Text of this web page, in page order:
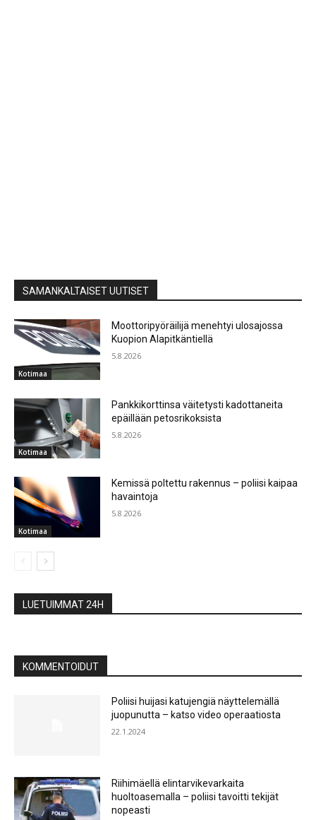
SAMANKALTAISET UUTISET
Kotimaa
Moottoripyöräilijä menehtyi ulosajossa
Kuopion Alapitkäntiellä
5.8.2026
Kotimaa
Pankkikorttinsa väitetysti kadottaneita
epäillään petosrikoksista
5.8.2026
Kotimaa
Kemissä poltettu rakennus – poliisi kaipaa
havaintoja
5.8.2026
LUETUIMMAT 24H
KOMMENTOIDUT
Poliisi huijasi katujengiä näyttelemällä
juopunutta – katso video operaatiosta
22.1.2024
Riihimäellä elintarvikevarkaita
huoltoasemalla – poliisi tavoitti tekijät
nopeasti